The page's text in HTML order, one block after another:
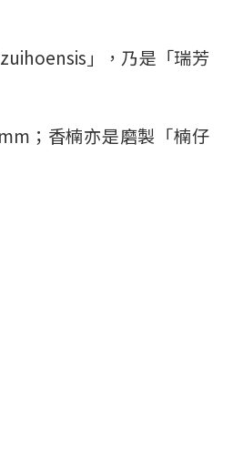
」，乃是「瑞芳
；香楠亦是磨製「楠仔